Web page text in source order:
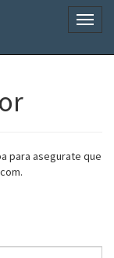
para asegurate que